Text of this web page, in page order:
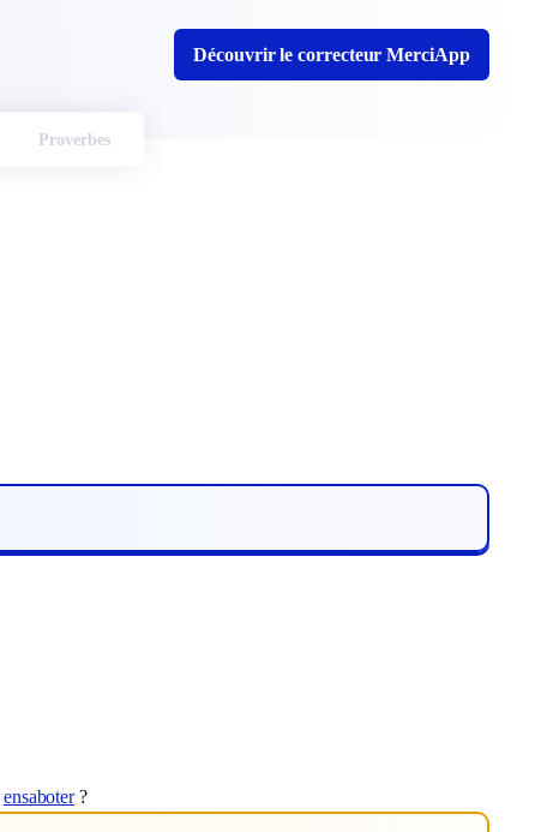
Découvrir le correcteur MerciApp
Proverbes
ensaboter?